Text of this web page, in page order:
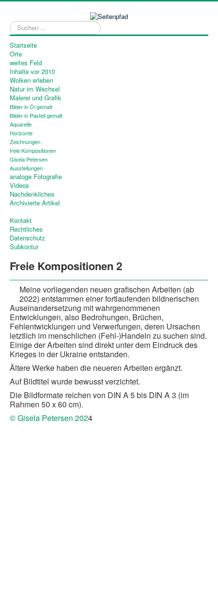
Suchen
...
Startseite
Orte
weites Feld
Inhalte vor 2010
Wolken erleben
Natur im Wechsel
Malerei und Grafik
Bilder in Öl gemalt
Bilder in Pastell gemalt
Aquarelle
Horizonte
Zeichnungen
freie Kompositionen
Gisela Petersen
Ausstellungen
analoge Fotografie
Videos
Nachdenkliches
Archivierte Artikel
Kontakt
Rechtliches
Datenschutz
Subkontur
Freie Kompositionen 2
Meine vorliegenden neuen grafischen Arbeiten (ab
2022) entstammen einer fortlaufenden bildnerischen
Auseinandersetzung mit wahrgenommenen
Entwicklungen, also Bedrohungen, Brüchen,
Fehlentwicklungen und Verwerfungen, deren Ursachen
letztlich im menschlichen (Fehl-)Handeln zu suchen sind.
Einige der Arbeiten sind direkt unter dem Eindruck des
Krieges in der Ukraine entstanden.
Ältere Werke haben die neueren Arbeiten ergänzt.
Auf Bildtitel wurde bewusst verzichtet.
Die Bildformate reichen von DIN A 5 bis DIN A 3 (im
Rahmen 50 x 60 cm).
© Gisela Petersen 2024